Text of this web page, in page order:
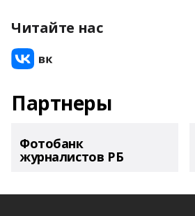
Читайте нас
Партнеры
Фотобанк
журналистов РБ